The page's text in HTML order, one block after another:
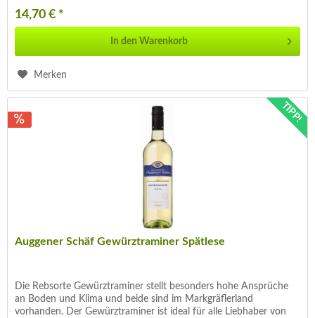
14,70 € *
In den Warenkorb
Merken
TIPP!
Auggener Schäf Gewürztraminer Spätlese
Die Rebsorte Gewürztraminer stellt besonders hohe Ansprüche
an Boden und Klima und beide sind im Markgräflerland
vorhanden. Der Gewürztraminer ist ideal für alle Liebhaber von